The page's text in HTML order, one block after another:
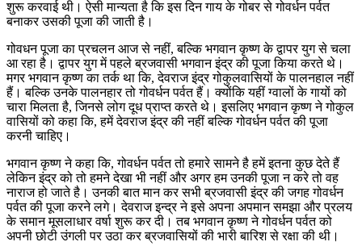
शुरू करवाई थी। ऐसी मान्यता है कि इस दिन गाय के गोबर से गोवर्धन पर्वत
बनाकर उसकी पूजा की जाती है।
गोवधन पूजा का प्रचलन आज से नहीं, बल्कि भगवान कृष्ण के द्वापर युग से चला
आ रहा है। द्वापर युग में पहले ब्रजवासी भगवान इंद्र की पूजा किया करते थे।
मगर भगवान कृष्ण का तर्क था कि, देवराज इंद्र गोकुलवासियों के पालनहाल नहीं
हैं। बल्कि उनके पालनहार तो गोवर्धन पर्वत हैं। क्योंकि यहीं ग्वालों के गायों को
चारा मिलता है, जिनसे लोग दूध प्राप्त करते थे। इसलिए भगवान कृष्ण ने गोकुल
वासियों को कहा कि, हमें देवराज इंद्र की नहीं बल्कि गोवर्धन पर्वत की पूजा
करनी चाहिए।
भगवान कृष्ण ने कहा कि, गोवर्धन पर्वत तो हमारे सामने है हमें इतना कुछ देते हैं
लेकिन इंद्र को तो हमने देखा भी नहीं और अगर हम उनकी पूजा न करे तो वह
नाराज हो जाते है। उनकी बात मान कर सभी ब्रजवासी इंद्र की जगह गोवर्धन
पर्वत की पूजा करने लगे। देवराज इन्द्र ने इसे अपना अपमान समझा और प्रलय
के समान मूसलाधार वर्षा शुरू कर दी। तब भगवान कृष्ण ने गोवर्धन पर्वत को
अपनी छोटी उंगली पर उठा कर ब्रजवासियों की भारी बारिश से रक्षा की थी।